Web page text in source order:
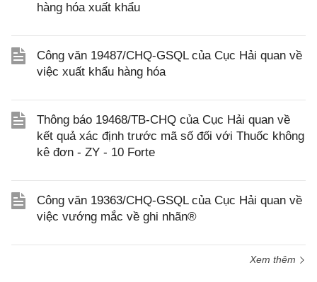
hàng hóa xuất khẩu
Công văn 19487/CHQ-GSQL của Cục Hải quan về
việc xuất khẩu hàng hóa
Thông báo 19468/TB-CHQ của Cục Hải quan về
kết quả xác định trước mã số đối với Thuốc không
kê đơn - ZY - 10 Forte
Công văn 19363/CHQ-GSQL của Cục Hải quan về
việc vướng mắc về ghi nhãn®
Xem thêm